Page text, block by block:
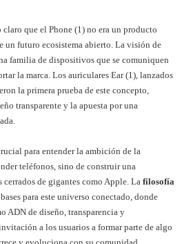
que el Phone (1) no era un producto
un futuro ecosistema abierto. La visión de
familia de dispositivos que se comuniquen
la marca. Los auriculares Ear (1), lanzados
la primera prueba de este concepto,
transparente y la apuesta por una
para entender la ambición de la
teléfonos, sino de construir una
cerrados de gigantes como Apple. La filosofía
para este universo conectado, donde
ADN de diseño, transparencia y
a los usuarios a formar parte de algo